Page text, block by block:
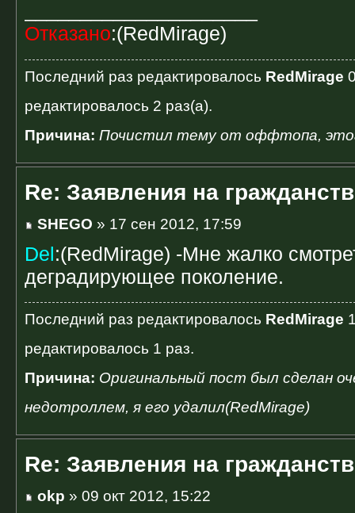
Отказано:(RedMirage)
Последний раз редактировалось RedMirage
редактировалось 2 раз(а).
Причина: Почистил тему от оффтопа,
Re: Заявления на
SHEGO » 17 сен 2012, 17:59
Del:(RedMirage) -Мне жалко
деградирующее поколение.
Последний раз редактировалось RedMirage
редактировалось 1 раз.
Причина: Оригинальный пост был сделан
недотроллем, я его удалил(RedMirage)
Re: Заявления на
okp » 09 окт 2012, 15:22